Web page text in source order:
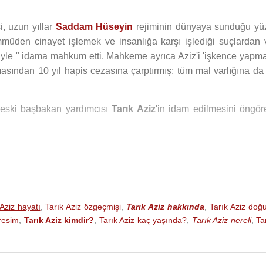
uzun yıllar Saddam Hüseyin rejiminin dünyaya sunduğu
cinayet işlemek ve insanlığa karşı işlediği suçlardan
" idama mahkum etti. Mahkeme ayrıca Aziz'i 'işkence
10 yıl hapis cezasına çarptırmış; tüm mal varlığına da
başbakan yardımcısı Tarık Aziz'in idam edilmesini
hayatı ,Tarık Aziz özgeçmişi Tarık Aziz hakkında ,Tarık Aziz
Tarık Aziz kimdir? Tarık Aziz kaç yaşında? Tarık Aziz nereli,